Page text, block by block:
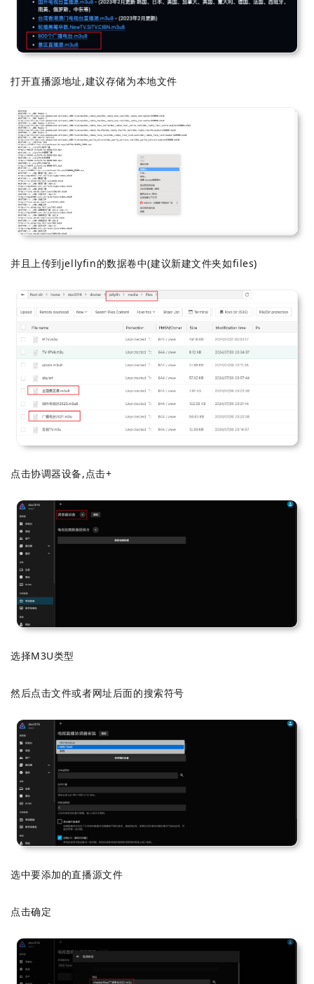
打开直播源地址,建议存储为本地文件
并且上传到jellyfin的数据卷中(建议新建文件夹如files)
点击协调器设备,点击+
选择M3U类型
然后点击文件或者网址后面的搜索符号
选中要添加的直播源文件
点击确定